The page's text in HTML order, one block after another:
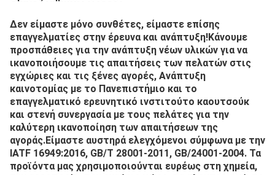
επαγγελματίες στην έρευνα και ανάπτυξη!Κάνουμε
προσπάθειες για την ανάπτυξη νέων υλικών για να
ικανοποιήσουμε τις απαιτήσεις των πελατών στις
εγχώριες και τις ξένες αγορές, Ανάπτυξη
καινοτομίας με το Πανεπιστήμιο και το
επαγγελματικό ερευνητικό ινστιτούτο καουτσούκ
και στενή συνεργασία με τους πελάτες για την
καλύτερη ικανοποίηση των απαιτήσεων της
αγοράς.Είμαστε αυστηρά ελεγχόμενοι σύμφωνα με την
IATF 16949:2016, GB/T 28001-2011, GB/24001-2004. Τα
προϊόντα μας χρησιμοποιούνται ευρέως στη χημεία,
την αεροπορία, τον εναέριο χώρο, τα ηλεκτρονικά, το